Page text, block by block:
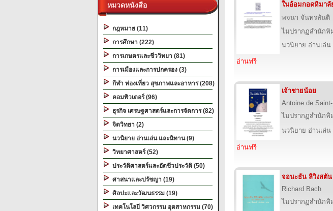
หมวดหนังสือ
กฎหมาย (11)
การศึกษา (222)
การเกษตรและชีววิทยา (81)
การเมืองและการปกครอง (3)
กีฬา ท่องเที่ยว สุขภาพและอาหาร (208)
คอมพิวเตอร์ (96)
ธุรกิจ เศรษฐศาสตร์และการจัดการ (82)
จิตวิทยา (2)
นวนิยาย อ่านเล่น และนิทาน (9)
วิทยาศาสตร์ (52)
ประวัติศาสตร์และอัตชีวประวัติ (50)
ศาสนาและปรัชญา (19)
ศิลปะและวัฒนธรรม (19)
เทคโนโลยี วิศวกรรม อุตสาหกรรม (70)
ในอ้อมกอดหิมาลั
พจนา จันทรสันติ
ไม่ปรากฏสำนักพิ
นวนิยาย อ่านเล่
อ่านฟรี
เจ้าชายน้อย
Antoine de
ไม่ปรากฏสำนักพิ
นวนิยาย อ่านเล่
อ่านฟรี
จอนะธัน ลิวิงสตั
Richard Bach
ไม่ปรากฏสำนักพิ